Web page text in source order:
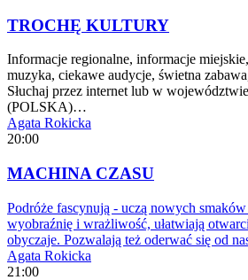
TROCHĘ KULTURY
Informacje regionalne, informacje
muzyka, ciekawe audycje, świetna
Słuchaj przez internet lub w
(POLSKA)…
Agata Rokicka
20:00
MACHINA CZASU
Podróże fascynują - uczą nowych
wyobraźnię i wrażliwość, ułatwiają
obyczaje. Pozwalają też oderwać się od
Agata Rokicka
21:00